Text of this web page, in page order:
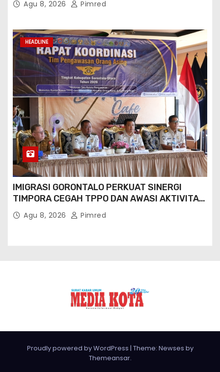
Agu 8, 2026 Pimred
HEADLINE
IMIGRASI GORONTALO PERKUAT SINERGI
TIMPORA CEGAH TPPO DAN AWASI AKTIVITAS
ORANG ASING DI GORONTALO UTARA
Agu 8, 2026 Pimred
Proudly powered by WordPress | Theme: Newses by
Themeansar.